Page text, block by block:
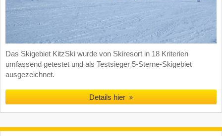
Das Skigebiet KitzSki wurde von Skiresort in 18 Kriterien
umfassend getestet und als Testsieger 5-Sterne-Skigebiet
ausgezeichnet.
Details hier